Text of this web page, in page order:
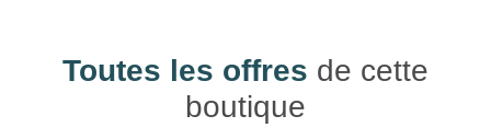
Toutes les offres de cette
boutique